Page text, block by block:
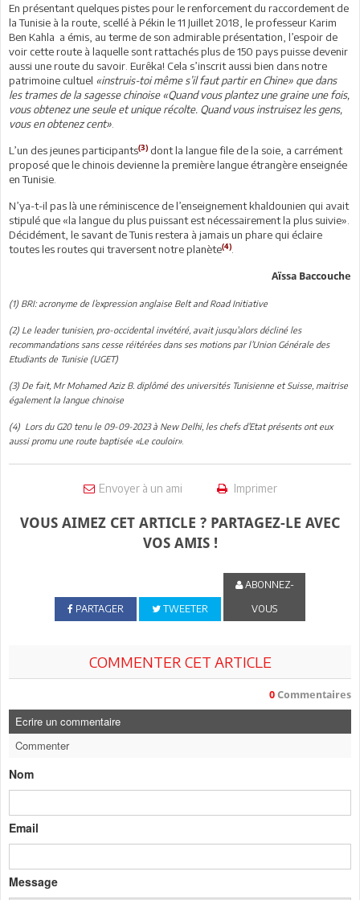
En présentant quelques pistes pour le renforcement du raccordement de
la Tunisie à la route, scellé à Pékin le 11 Juillet 2018, le professeur Karim
Ben Kahla a émis, au terme de son admirable présentation, l’espoir de
voir cette route à laquelle sont rattachés plus de 150 pays puisse devenir
aussi une route du savoir. Eurêka! Cela s’inscrit aussi bien dans notre
patrimoine cultuel «instruis-toi même s’il faut partir en Chine» que dans
les trames de la sagesse chinoise «Quand vous plantez une graine une fois,
vous obtenez une seule et unique récolte. Quand vous instruisez les gens,
vous en obtenez cent»
L’un des jeunes participants(3) dont la langue file de la soie, a carrément
proposé que le chinois devienne la première langue étrangère enseignée
en Tunisie.
N’ya-t-il pas là une réminiscence de l’enseignement khaldounien qui avait
stipulé que «la langue du plus puissant est nécessairement la plus suivie».
Décidément, le savant de Tunis restera à jamais un phare qui éclaire
toutes les routes qui traversent notre planète(4)
Aïssa Baccouche
(1) BRI: acronyme de l’expression anglaise Belt and Road Initiative
(2) Le leader tunisien, pro-occidental invétéré, avait jusqu’alors décliné les
recommandations sans cesse réitérées dans ses motions par l’Union Générale des
Etudiants de Tunisie (UGET)
(3) De fait, Mr Mohamed Aziz B. diplômé des universités Tunisienne et Suisse, maitrise
également la langue chinoise
(4) Lors du G20 tenu le 09-09-2023 à New Delhi, les chefs d’Etat présents ont eux
aussi promu une route baptisée «Le couloir».
Envoyer à un ami Imprimer
VOUS AIMEZ CET ARTICLE ? PARTAGEZ-LE AVEC
VOS AMIS !
PARTAGER TWEETER
ABONNEZ-
VOUS
COMMENTER CET ARTICLE
0 Commentaires
Ecrire un commentaire
Commenter
Nom
Email
Message